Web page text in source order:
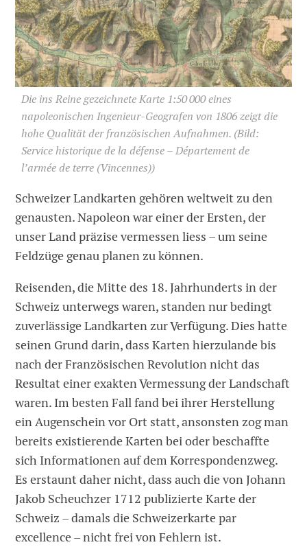
Die ins Reine gezeichnete Karte 1:50 000 eines
napoleonischen Ingenieur-Geografen von 1806 zeigt die
hohe Qualität der französischen Aufnahmen. (Bild:
Service historique de la défense – Département de
l’armée de terre (Vincennes))
Schweizer Landkarten gehören weltweit zu den
genausten. Napoleon war einer der Ersten, der
unser Land präzise vermessen liess – um seine
Feldzüge genau planen zu können.
Reisenden, die Mitte des 18. Jahrhunderts in der
Schweiz unterwegs waren, standen nur bedingt
zuverlässige Landkarten zur Verfügung. Dies hatte
seinen Grund darin, dass Karten hierzulande bis
nach der Französischen Revolution nicht das
Resultat einer exakten Vermessung der Landschaft
waren. Im besten Fall fand bei ihrer Herstellung
ein Augenschein vor Ort statt, ansonsten zog man
bereits existierende Karten bei oder beschaffte
sich Informationen auf dem Korrespondenzweg.
Es erstaunt daher nicht, dass auch die von Johann
Jakob Scheuchzer 1712 publizierte Karte der
Schweiz – damals die Schweizerkarte par
excellence – nicht frei von Fehlern ist.